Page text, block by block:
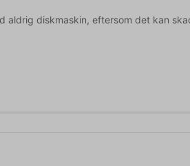
aldrig diskmaskin, eftersom det kan